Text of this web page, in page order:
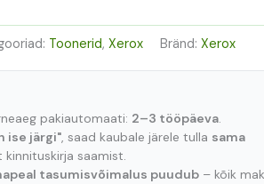
Toonerid, Xerox Bränd: Xerox
pakiautomaati: 2–3 tööpäeva.
ise järgi", saad kaubale järele tulla sama
kinnituskirja saamist.
tasumisvõimalus puudub– kõik